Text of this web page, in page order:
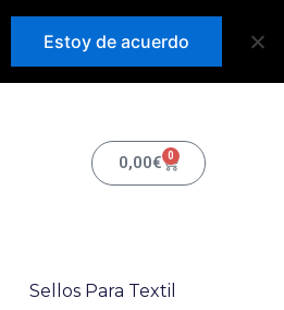
incluido
0,00€ 0
Carrito
Sellos Para Textil
Estoy de acuerdo